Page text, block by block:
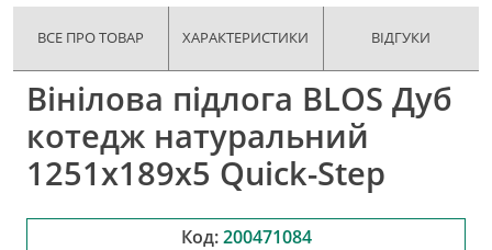
ВСЕ ПРО ТОВАР ХАРАКТЕРИСТИКИ ВІДГУКИ
Вінілова підлога BLOS Дуб
котедж натуральний
1251х189x5 Quick-Step
Код: 200471084